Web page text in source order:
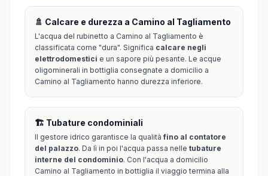
🚿 Calcare e durezza a Camino al Tagliamento
L'acqua del rubinetto a Camino al Tagliamento è
classificata come "dura". Significa calcare negli
elettrodomestici e un sapore più pesante. Le acque
oligominerali in bottiglia consegnate a domicilio a
Camino al Tagliamento hanno durezza inferiore.
🏗️ Tubature condominiali
Il gestore idrico garantisce la qualitàfino al contatore
del palazzo. Da lì in poi l'acqua passa nelle tubature
interne del condominio. Con l'acqua a domicilio
Camino al Tagliamento in bottiglia il viaggio termina alla